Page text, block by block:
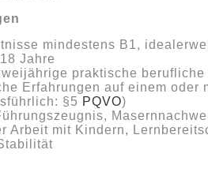
mindestens B1,
Jahre
praktische berufliche
Erfahrungen auf einem oder
§5 PQVO)
Arbeit mit Kindern,